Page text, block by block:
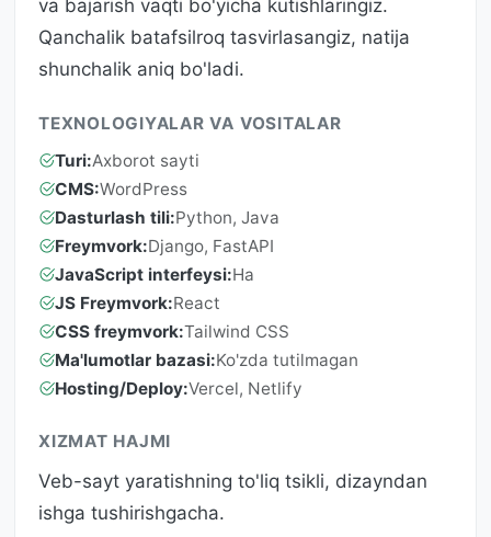
va bajarish vaqti bo'yicha kutishlaringiz.
Qanchalik batafsilroq tasvirlasangiz, natija
shunchalik aniq bo'ladi.
TEXNOLOGIYALAR VA VOSITALAR
Turi:Axborot sayti
CMS:WordPress
Dasturlash tili:Python, Java
Freymvork:Django, FastAPI
JavaScript interfeysi:Ha
JS Freymvork:React
CSS freymvork:Tailwind CSS
Ma'lumotlar bazasi:Ko'zda tutilmagan
Hosting/Deploy:Vercel, Netlify
XIZMAT HAJMI
Veb-sayt yaratishning to'liq tsikli, dizayndan
ishga tushirishgacha.